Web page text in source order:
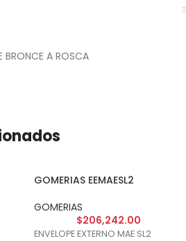
BRONCE A ROSCA
GOMERIAS EEMAESL2
GOMERIAS
$206,242.00
ENVELOPE EXTERNO MAE SL2